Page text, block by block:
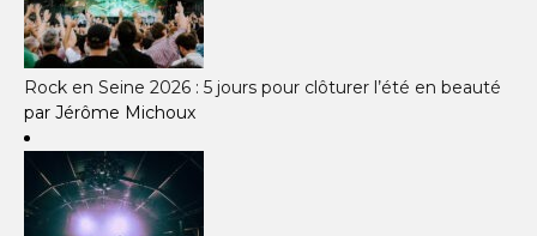
Rock en Seine 2026 : 5 jours pour clôturer l’été en beauté
par Jérôme Michoux